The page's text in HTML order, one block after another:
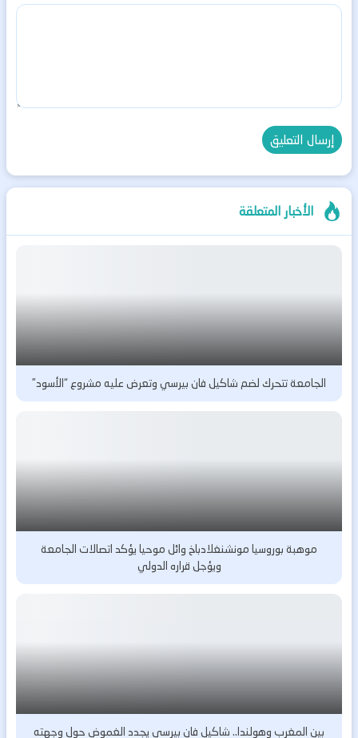
الأخبار المتعلقة
الجامعة تتحرك لضم شاكيل فان بيرسي وتعرض عليه مشروع “الأسود”
موهبة بوروسيا مونشنغلادباخ وائل موحيا يؤكد اتصالات الجامعة
ويؤجل قراره الدولي
بين المغرب وهولندا.. شاكيل فان بيرسي يجدد الغموض حول وجهته